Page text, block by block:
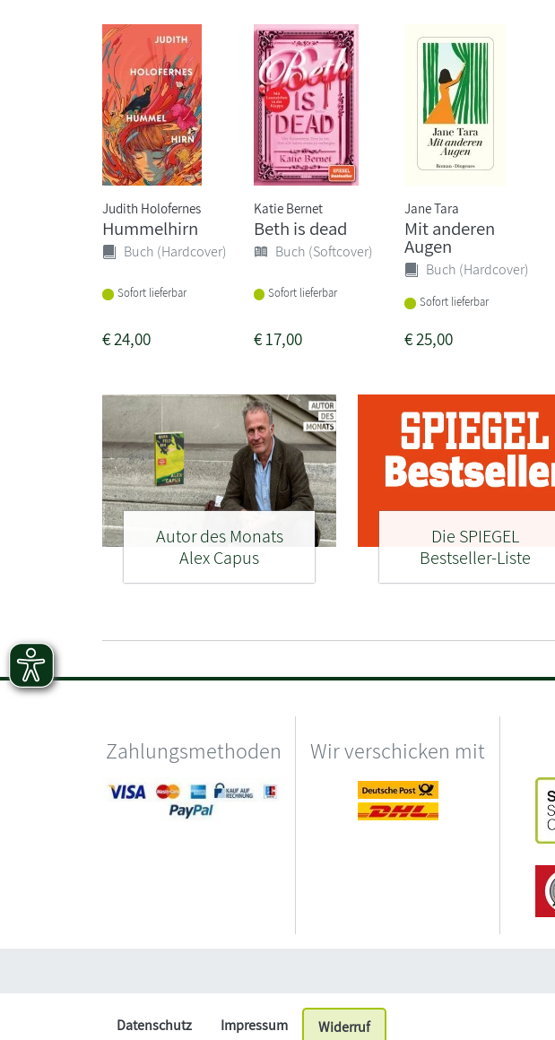
Judith Holofernes
Hummelhirn
Buch (Hardcover)
Sofort lieferbar
€24,00
Katie Bernet
Beth is dead
Buch (Softcover)
Sofort lieferbar
€17,00
Jane Tara
Mit anderen
Augen
Buch (Hardcover)
Sofort lieferbar
€25,00
Autor des Monats
Alex Capus
Die SPIEGEL
Bestseller-Liste
Zahlungsmethoden Wir verschicken mit
Datenschutz Impressum Widerruf